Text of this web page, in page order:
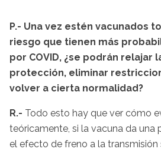
P.- Una vez estén vacunados
riesgo que tienen más
por COVID, ¿se podrán relajar
protección, eliminar
volver a cierta normalidad?
R.- Todo esto hay que ver cómo
teóricamente, si la vacuna da una
el efecto de freno a la